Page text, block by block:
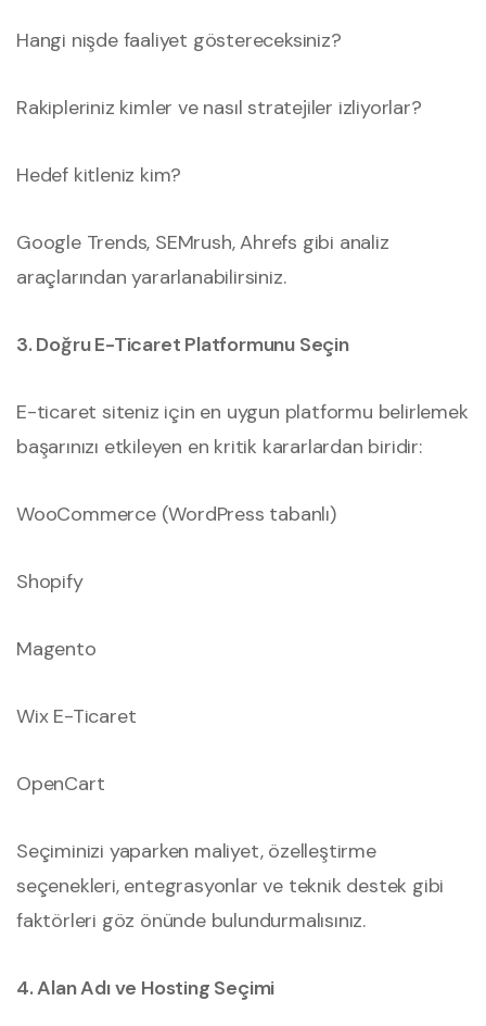
Hangi nişde faaliyet göstereceksiniz?
Rakipleriniz kimler ve nasıl stratejiler izliyorlar?
Hedef kitleniz kim?
Google Trends, SEMrush, Ahrefs gibi analiz
araçlarından yararlanabilirsiniz.
3. Doğru E-Ticaret Platformunu Seçin
E-ticaret siteniz için en uygun platformu belirlemek
başarınızı etkileyen en kritik kararlardan biridir:
WooCommerce (WordPress tabanlı)
Shopify
Magento
Wix E-Ticaret
OpenCart
Seçiminizi yaparken maliyet, özelleştirme
seçenekleri, entegrasyonlar ve teknik destek gibi
faktörleri göz önünde bulundurmalısınız.
4. Alan Adı ve Hosting Seçimi